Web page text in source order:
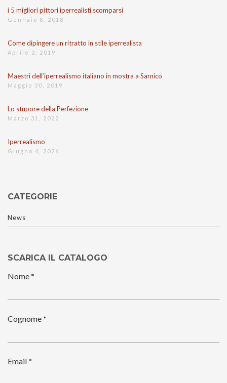
i 5 migliori pittori iperrealisti scomparsi
Gennaio 8, 2018
Come dipingere un ritratto in stile iperrealista
Aprile 2, 2019
Maestri dell’iperrealismo italiano in mostra a Sarnico
Maggio 30, 2019
Lo stupore della Perfezione
Marzo 31, 2022
Iperrealismo
Giugno 4, 2026
CATEGORIE
News
SCARICA IL CATALOGO
Nome *
Cognome *
Email *